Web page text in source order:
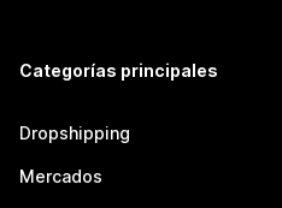
Categorías principales
Dropshipping
Mercados